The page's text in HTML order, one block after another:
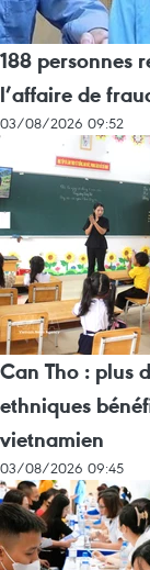
188 personnes
l’affaire de
03/08/2026 09:52
Can Tho : plus
ethniques
vietnamien
03/08/2026 09:45